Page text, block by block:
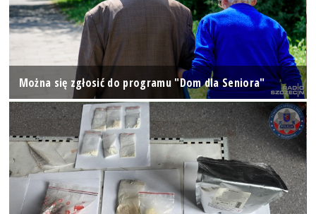
Można się zgłosić do programu "Dom dla Seniora"